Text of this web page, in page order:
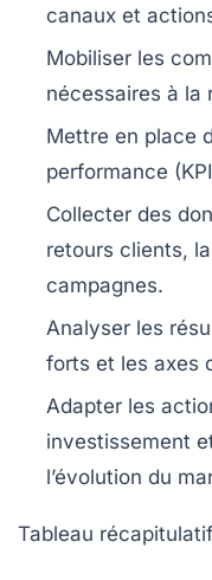
canaux et
Mobiliser les
nécessaires à la
Mettre en place
performance
Collecter des
retours clients,
campagnes.
Analyser les
forts et les axes
Adapter les
investissement
l’évolution du
Tableau